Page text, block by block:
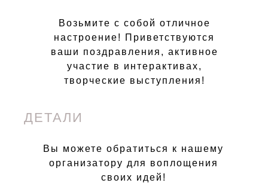
Возьмите с собой отличное
настроение! Приветствуются
ваши поздравления, активное
участие в интерактивах,
творческие выступления!
ДЕТАЛИ
Вы можете обратиться к нашему
организатору для воплощения
своих идей!